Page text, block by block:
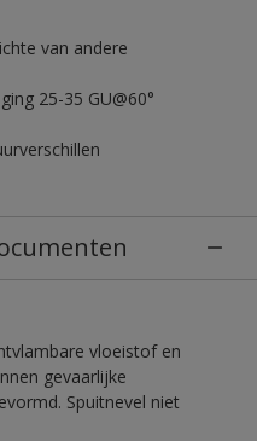
van andere
25-35 GU@60°
vloeistof en
gevaarlijke
Spuitnevel niet